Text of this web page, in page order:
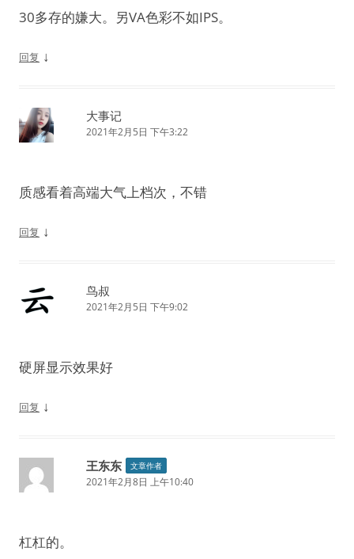
30多存的嫌大。另VA色彩不如IPS。
回复 ↓
大事记
2021年2月5日 下午3:22
质感看着高端大气上档次，不错
回复 ↓
鸟叔
2021年2月5日 下午9:02
硬屏显示效果好
回复 ↓
王东东 文章作者
2021年2月8日 上午10:40
杠杠的。